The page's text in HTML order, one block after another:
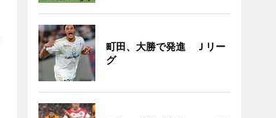
町田、大勝で発進 Ｊリー
グ